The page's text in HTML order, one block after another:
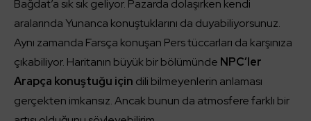
Bağdat’a sık sık geliyor. Pazarda dolaşırken kendi
aralarında Yunanca konuştuklarını da duyabiliyorsunuz.
Aynı zamanda Farsça konuşan Pers tüccarları da karşınıza
çıkabiliyor. Haritanın büyük bir bölümünde NPC’ler
Arapça konuştuğu için dili bilmeyenlerin anlaması
gerçekten imkansız. Ancak bunun da atmosfere farklı bir